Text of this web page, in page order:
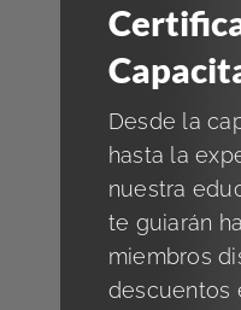
Estándares de Limpieza
Ferias y Eventos
Desde la
hasta la
nuestra
te guiarán
miembros
descuentos